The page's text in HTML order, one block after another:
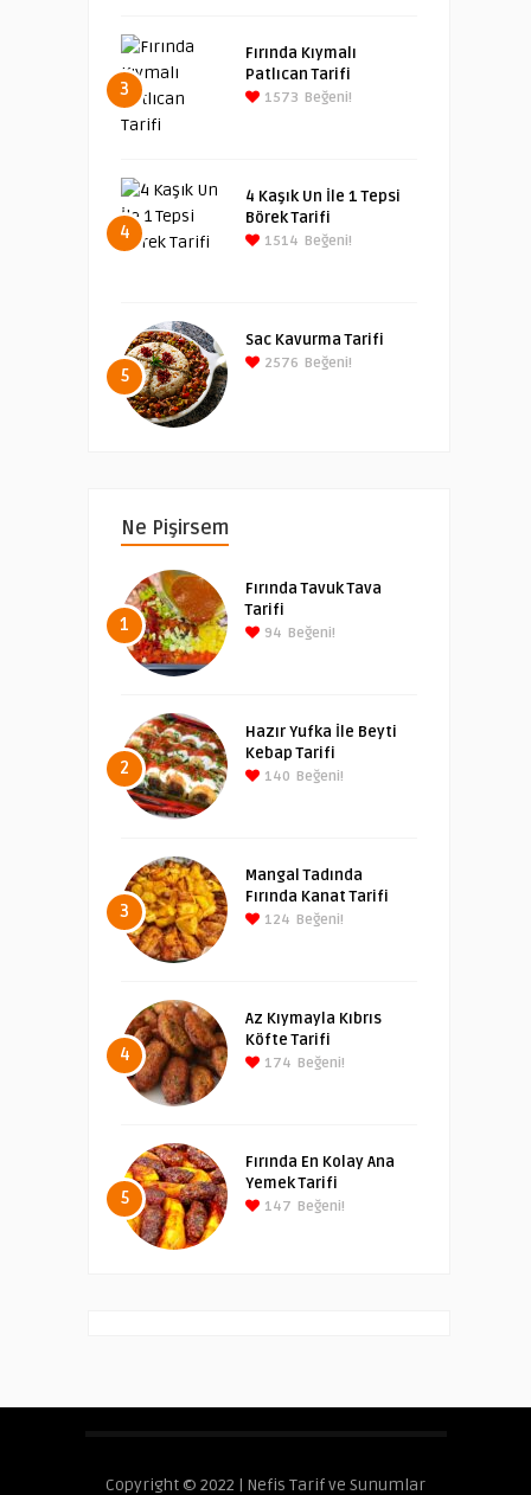
3
Fırında Kıymalı
Patlıcan Tarifi
1573 Beğeni!
4
4 Kaşık Un İle 1 Tepsi
Börek Tarifi
1514 Beğeni!
5
Sac Kavurma Tarifi
2576 Beğeni!
Ne Pişirsem
1
Fırında Tavuk Tava
Tarifi
94 Beğeni!
2
Hazır Yufka İle Beyti
Kebap Tarifi
140 Beğeni!
3
Mangal Tadında
Fırında Kanat Tarifi
124 Beğeni!
4
Az Kıymayla Kıbrıs
Köfte Tarifi
174 Beğeni!
5
Fırında En Kolay Ana
Yemek Tarifi
147 Beğeni!
Copyright © 2022 | Nefis Tarif ve Sunumlar